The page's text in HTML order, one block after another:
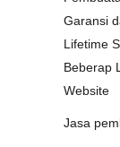
Garansi
Lifetime
Beberap
Website
Jasa